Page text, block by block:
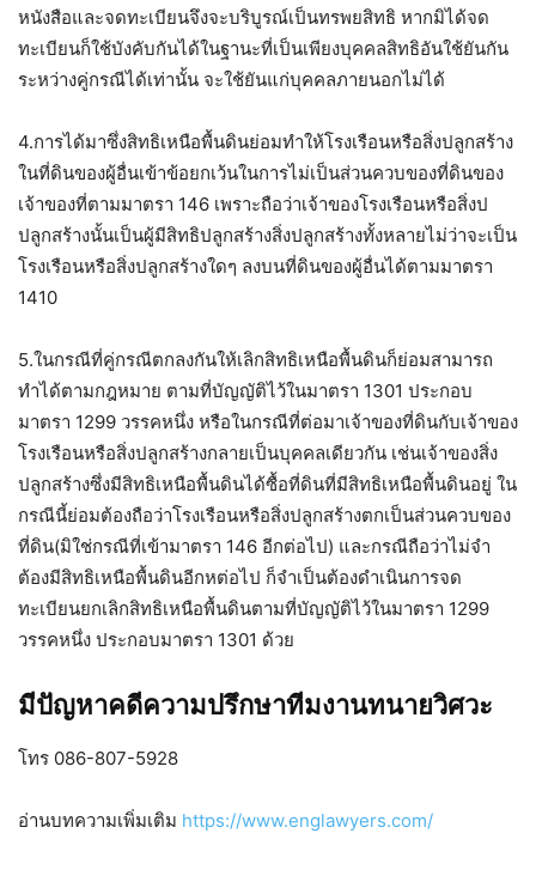
หนังสือและจดทะเบียนจึงจะบริบูรณ์เป็นทรพยสิทธิ หากมิได้จด
ทะเบียนก็ใช้บังคับกันได้ในฐานะที่เป็นเพียงบุคคลสิทธิอันใช้ยันกัน
ระหว่างคู่กรณีได้เท่านั้น จะใช้ยันแก่บุคคลภายนอกไม่ได้
4.การได้มาซึ่งสิทธิเหนือพื้นดินย่อมทำให้โรงเรือนหรือสิ่งปลูกสร้าง
ในที่ดินของผู้อื่นเข้าข้อยกเว้นในการไม่เป็นส่วนควบของที่ดินของ
เจ้าของที่ตามมาตรา 146 เพราะถือว่าเจ้าของโรงเรือนหรือสิ่งป
ปลูกสร้างนั้นเป็นผู้มีสิทธิปลูกสร้างสิ่งปลูกสร้างทั้งหลายไม่ว่าจะเป็น
โรงเรือนหรือสิ่งปลูกสร้างใดๆ ลงบนที่ดินของผู้อื่นได้ตามมาตรา
1410
5.ในกรณีที่คู่กรณีตกลงกันให้เลิกสิทธิเหนือพื้นดินก็ย่อมสามารถ
ทำได้ตามกฎหมาย ตามที่บัญญัติไว้ในมาตรา 1301 ประกอบ
มาตรา 1299 วรรคหนึ่ง หรือในกรณีที่ต่อมาเจ้าของที่ดินกับเจ้าของ
โรงเรือนหรือสิ่งปลูกสร้างกลายเป็นบุคคลเดียวกัน เช่นเจ้าของสิ่ง
ปลูกสร้างซึ่งมีสิทธิเหนือพื้นดินได้ซื้อที่ดินที่มีสิทธิเหนือพื้นดินอยู่ ใน
กรณีนี้ย่อมต้องถือว่าโรงเรือนหรือสิ่งปลูกสร้างตกเป็นส่วนควบของ
ที่ดิน(มิใช่กรณีที่เข้ามาตรา 146 อีกต่อไป) และกรณีถือว่าไม่จำ
ต้องมีสิทธิเหนือพื้นดินอีกหต่อไป ก็จำเป็นต้องดำเนินการจด
ทะเบียนยกเลิกสิทธิเหนือพื้นดินตามที่บัญญัติไว้ในมาตรา 1299
วรรคหนึ่ง ประกอบมาตรา 1301 ด้วย
มีปัญหาคดีความปรึกษาทีมงานทนายวิศวะ
โทร 086-807-5928
อ่านบทความเพิ่มเติม https://www.englawyers.com/